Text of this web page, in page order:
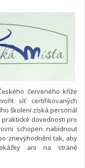
červeného kříže
síť certifikovaných
školení získá personál
dovednosti pro
schopen nabídnout
znevýhodnění tak, aby
ani na straně